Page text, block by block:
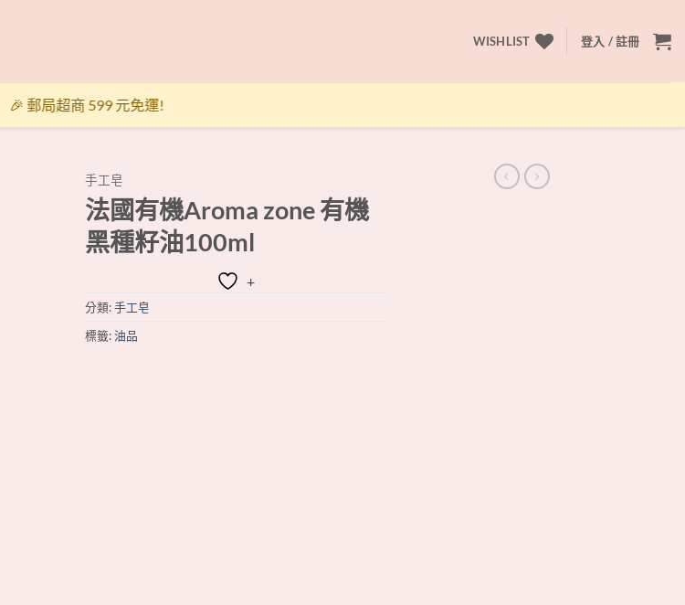
WISHLIST 登入 / 註冊
🎉 郵局超商 599 元免運!
手工皂
法國有機Aroma zone 有機
黑種籽油100ml
+
分類:手工皂
標籤:油品